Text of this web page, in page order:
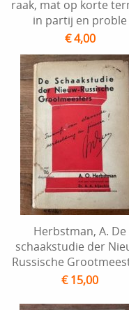
raak, mat op korte
in partij en proble
€ 4,00
Herbstman, A. De
schaakstudie der
Russische
€ 15,00